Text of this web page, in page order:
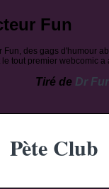
Fun
Fun, des gags d'humour
le tout premier webcomic
Tiré de Dr
Pète Club